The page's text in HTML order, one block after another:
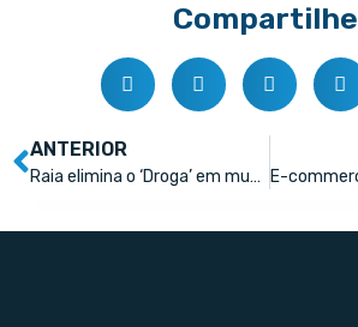
ANTERIOR
Raia elimina o ‘Droga’ em mudança de marca